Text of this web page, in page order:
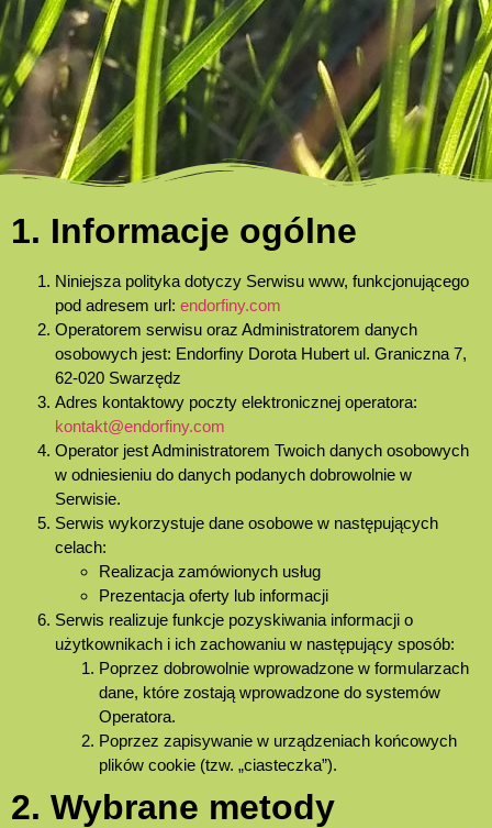
1. Informacje ogólne
Niniejsza polityka dotyczy Serwisu www, funkcjonującego
pod adresem url: endorfiny.com
Operatorem serwisu oraz Administratorem danych
osobowych jest: Endorfiny Dorota Hubert ul. Graniczna 7,
62-020 Swarzędz
Adres kontaktowy poczty elektronicznej operatora:
kontakt@endorfiny.com
Operator jest Administratorem Twoich danych osobowych
w odniesieniu do danych podanych dobrowolnie w
Serwisie.
Serwis wykorzystuje dane osobowe w następujących
celach:
Realizacja zamówionych usług
Prezentacja oferty lub informacji
Serwis realizuje funkcje pozyskiwania informacji o
użytkownikach i ich zachowaniu w następujący sposób:
Poprzez dobrowolnie wprowadzone w formularzach
dane, które zostają wprowadzone do systemów
Operatora.
Poprzez zapisywanie w urządzeniach końcowych
plików cookie (tzw. „ciasteczka”).
2. Wybrane metody